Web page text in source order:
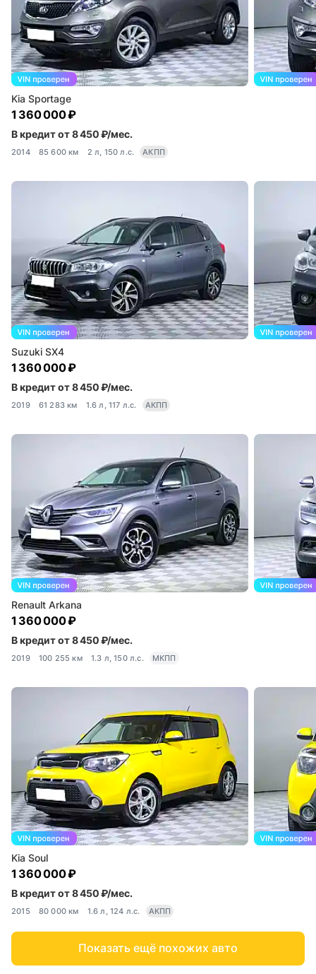
Kia Sportage
1 360 000 ₽
В кредит от 8 450 ₽/мес.
2014 85 600 км 2 л, 150 л.с. АКПП
Suzuki SX4
1 360 000 ₽
В кредит от 8 450 ₽/мес.
2019 61 283 км 1.6 л, 117 л.с. АКПП
Renault Arkana
1 360 000 ₽
В кредит от 8 450 ₽/мес.
2019 100 255 км 1.3 л, 150 л.с. МКПП
Kia Soul
1 360 000 ₽
В кредит от 8 450 ₽/мес.
2015 80 000 км 1.6 л, 124 л.с. АКПП
Показать ещё похожих авто